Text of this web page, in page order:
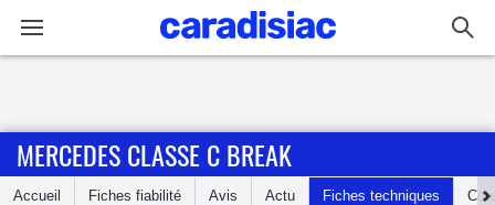
Accueil
MERCEDES CLASSE C BREAK
Accueil Fiches fiabilité Avis Actu Fiches techniques